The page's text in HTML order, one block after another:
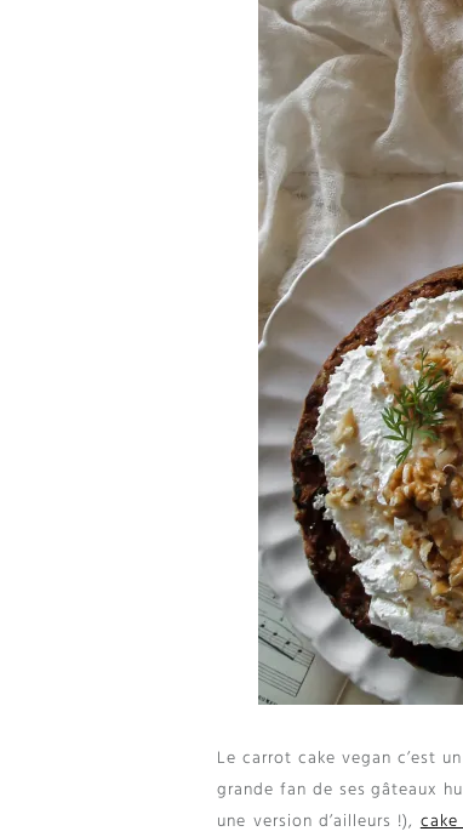
Le carrot cake vegan c’est
grande fan de ses gâteaux
une version d’ailleurs !),